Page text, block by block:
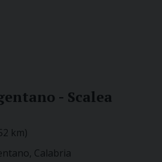
- Scalea
km)
Calabria